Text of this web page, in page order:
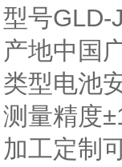
型号GLD-
产地中国
类型电池
测量精度
加工定制